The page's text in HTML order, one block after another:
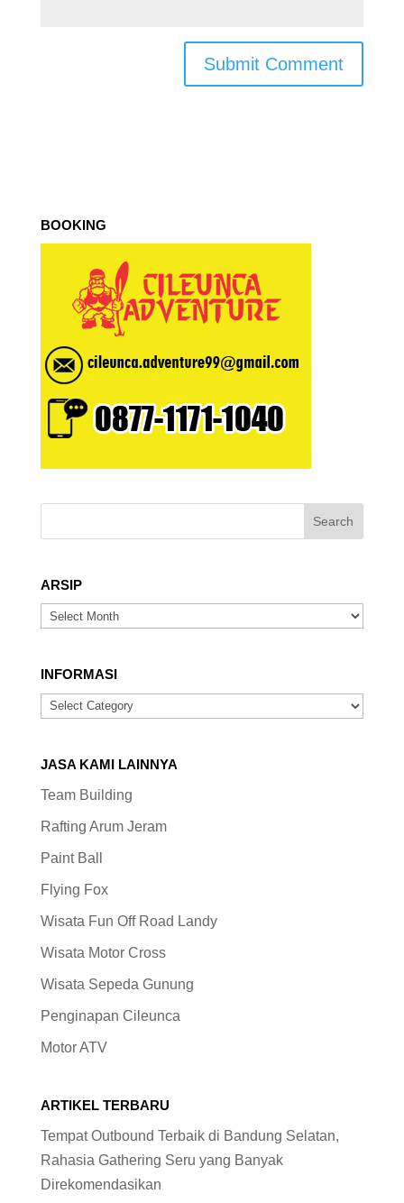
BOOKING
ARSIP
ARSIP
INFORMASI
INFORMASI
JASA KAMI LAINNYA
Team Building
Rafting Arum Jeram
Paint Ball
Flying Fox
Wisata Fun Off Road Landy
Wisata Motor Cross
Wisata Sepeda Gunung
Penginapan Cileunca
Motor ATV
ARTIKEL TERBARU
Tempat Outbound Terbaik di Bandung Selatan,
Rahasia Gathering Seru yang Banyak
Direkomendasikan